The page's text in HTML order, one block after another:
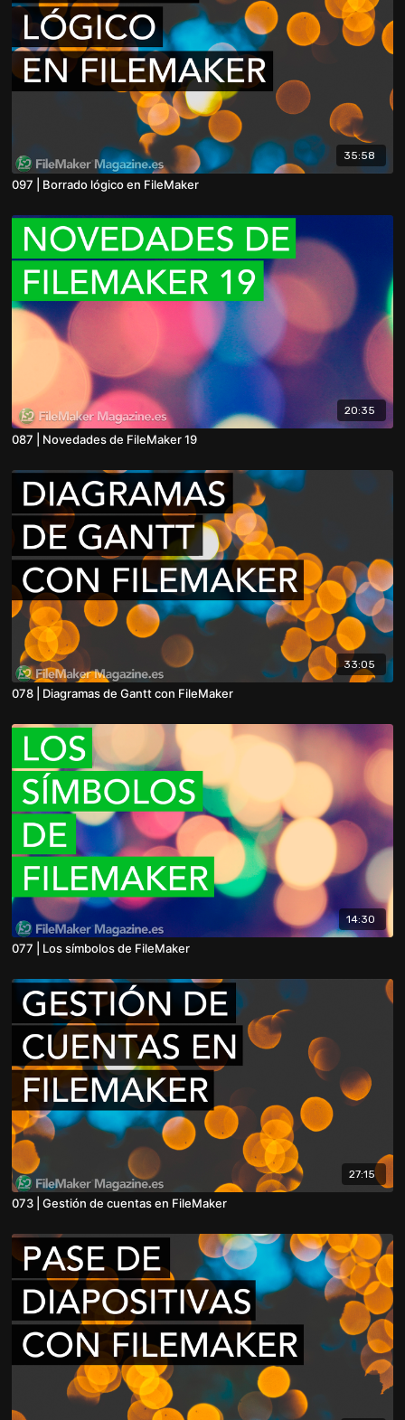
35:58
097 | Borrado lógico en FileMaker
20:35
087 | Novedades de FileMaker 19
33:05
078 | Diagramas de Gantt con FileMaker
14:30
077 | Los símbolos de FileMaker
27:15
073 | Gestión de cuentas en FileMaker